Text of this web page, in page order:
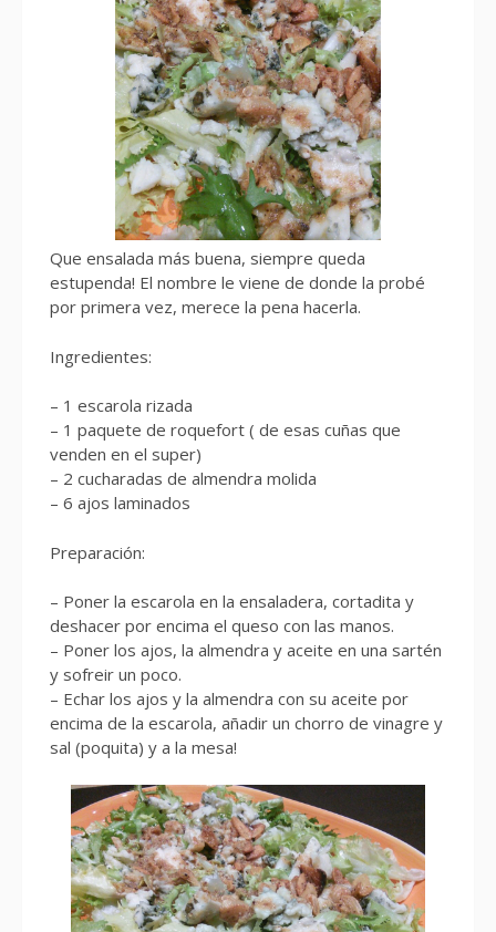
Que ensalada más buena, siempre queda
estupenda! El nombre le viene de donde la probé
por primera vez, merece la pena hacerla.
Ingredientes:
– 1 escarola rizada
– 1 paquete de roquefort ( de esas cuñas que
venden en el super)
– 2 cucharadas de almendra molida
– 6 ajos laminados
Preparación:
– Poner la escarola en la ensaladera, cortadita y
deshacer por encima el queso con las manos.
– Poner los ajos, la almendra y aceite en una sartén
y sofreir un poco.
– Echar los ajos y la almendra con su aceite por
encima de la escarola, añadir un chorro de vinagre y
sal (poquita) y a la mesa!